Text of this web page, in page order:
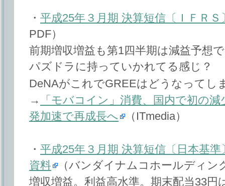
・ 平成25年３月期 決算短信〔ＩＦＲＳ
PDF）
前期増収増益も第1四半期は減益予想
パズドラに持っていかれてる感じ？
DeNAがこれでGREEはどうなってし
→
「モバコイン」消費、国内で初の
発加速で再成長へ
（ITmedia）
・ 平成25年３月期 決算短信〔日本基準
資料
（バンダイナムコホールディン
増収増益。利益高水準。期末配当33